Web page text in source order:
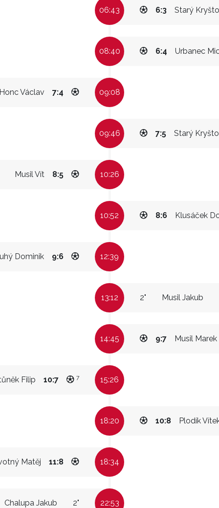
06:43 Starý
6:3
08:40 Urbanec
6:4
Václav 7:4 09:08
09:46 Starý
7:5
Musil Vít 8:5 10:26
10:52 Klusáček
8:6
Dominik 9:6 12:39
13:12 Musil Jakub
2"
14:45 Musil Marek
9:7
Filip 10:7 7 15:26
18:20 Plodík
10:8
Matěj 11:8 18:34
Chalupa Jakub 2" 22:53